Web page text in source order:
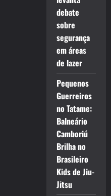
debate
sobre
segurança
em áreas
de lazer
Pequenos
Guerreiros
no Tatame:
Balneário
Camboriú
Brilha no
Brasileiro
Kids de Jiu-
Jitsu